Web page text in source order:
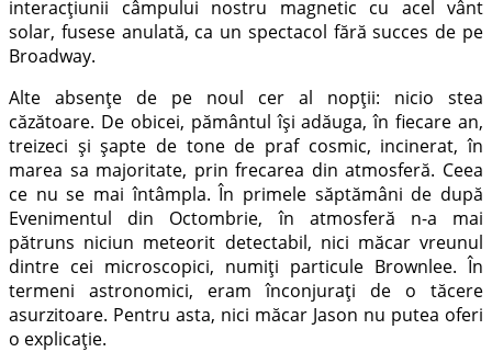
interacţiunii câmpului nostru magnetic cu acel vânt
solar, fusese anulată, ca un spectacol fără succes de pe
Broadway.
Alte absenţe de pe noul cer al nopţii: nicio stea
căzătoare. De obicei, pământul îşi adăuga, în fiecare an,
treizeci şi şapte de tone de praf cosmic, incinerat, în
marea sa majoritate, prin frecarea din atmosferă. Ceea
ce nu se mai întâmpla. În primele săptămâni de după
Evenimentul din Octombrie, în atmosferă n-a mai
pătruns niciun meteorit detectabil, nici măcar vreunul
dintre cei microscopici, numiţi particule Brownlee. În
termeni astronomici, eram înconjuraţi de o tăcere
asurzitoare. Pentru asta, nici măcar Jason nu putea oferi
o explicaţie.